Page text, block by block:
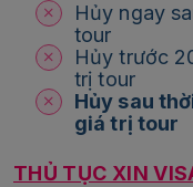
Hủy ngay
tour
Hủy trước
trị tour
Hủy sau
giá trị tour
THỦ TỤC XIN